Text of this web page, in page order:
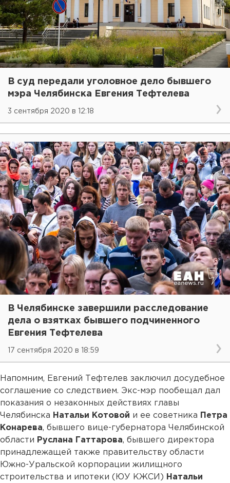
В суд передали уголовное дело бывшего
мэра Челябинска Евгения Тефтелева
3 сентября 2020 в 12:18
В Челябинске завершили расследование
дела о взятках бывшего подчиненного
Евгения Тефтелева
17 сентября 2020 в 18:59
Напомним, Евгений Тефтелев заключил досудебное
соглашение со следствием. Экс-мэр пообещал дал
показания о незаконных действиях главы
Челябинска Натальи Котовой и ее советника
Петра
Конарева, бывшего вице-губернатора Челябинской
области Руслана Гаттарова, бывшего директора
принадлежащей также правительству области
Южно-Уральской корпорации жилищного
строительства и ипотеки (ЮУ КЖСИ) Натальи